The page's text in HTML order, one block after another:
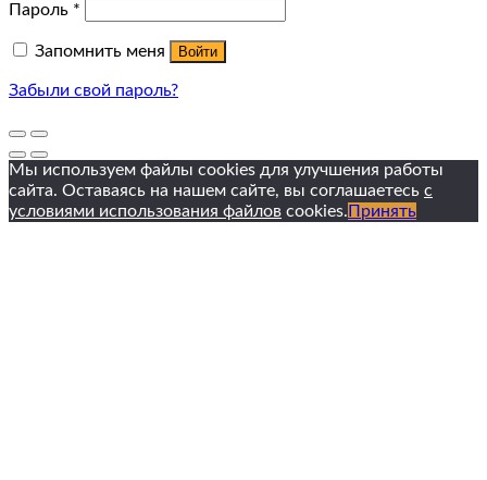
Пароль *
Запомнить меня Войти
Забыли свой пароль?
Мы используем файлы cookies для улучшения работы
сайта. Оставаясь на нашем сайте, вы соглашаетесь с
условиями использования файлов cookies. Принять